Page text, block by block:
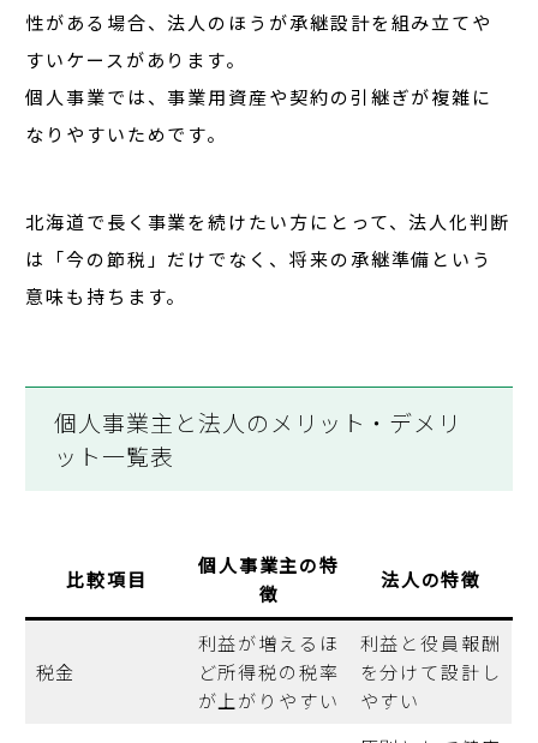
性がある場合、法人のほうが承継設計を組み立てや
すいケースがあります。
個人事業では、事業用資産や契約の引継ぎが複雑に
なりやすいためです。
北海道で長く事業を続けたい方にとって、法人化判断
は「今の節税」だけでなく、 将来の承継準備 という
意味も持ちます。
個人事業主と法人のメリット・デメリ
ット一覧表
比較項目
個人事業主の特
徴
法人の特徴
税金
利益が増えるほ
ど所得税の税率
が上がりやすい
利益と役員報酬
を分けて設計し
やすい